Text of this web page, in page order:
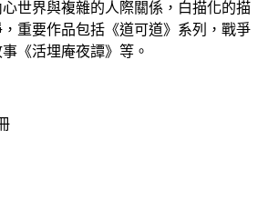
世界與複雜的人際關係，白描化的描
重要作品包括《道可道》系列，戰爭
《活埋庵夜譚》等。